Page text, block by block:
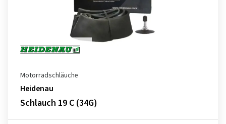
Motorradschläuche
Heidenau
Schlauch 19 C (34G)